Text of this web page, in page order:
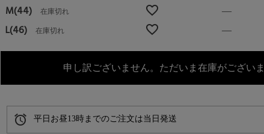
M(44) 在庫切れ —
L(46) 在庫切れ —
申し訳ございません。ただいま在庫がございま
alarm 平日お昼13時までのご注文は当日発送